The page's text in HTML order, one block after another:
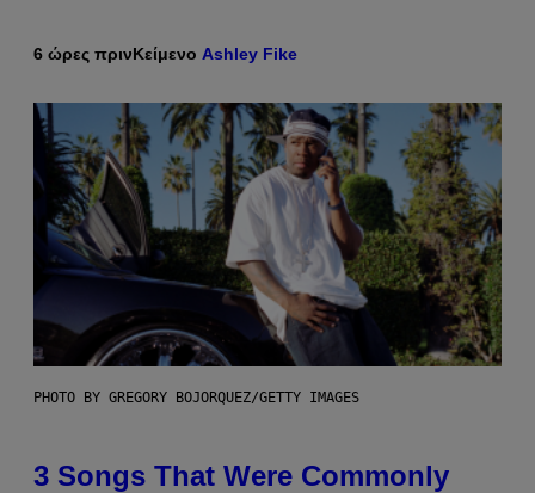
6 ώρες πρινΚείμενο Ashley Fike
PHOTO BY GREGORY BOJORQUEZ/GETTY IMAGES
3 Songs That Were Commonly